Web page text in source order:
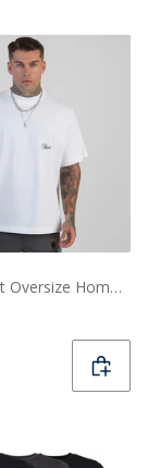
SikSilk T-shirt Oversize Homme Blanc